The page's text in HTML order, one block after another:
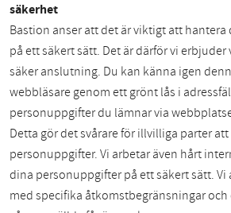
säkerhet
Bastion anser att det är viktigt att
på ett säkert sätt. Det är därför vi
säker anslutning. Du kan känna igen
webbläsare genom ett grönt lås i
personuppgifter du lämnar via
Detta gör det svårare för illvilliga parter
personuppgifter. Vi arbetar även hårt
dina personuppgifter på ett säkert sätt.
med specifika åtkomstbegränsningar